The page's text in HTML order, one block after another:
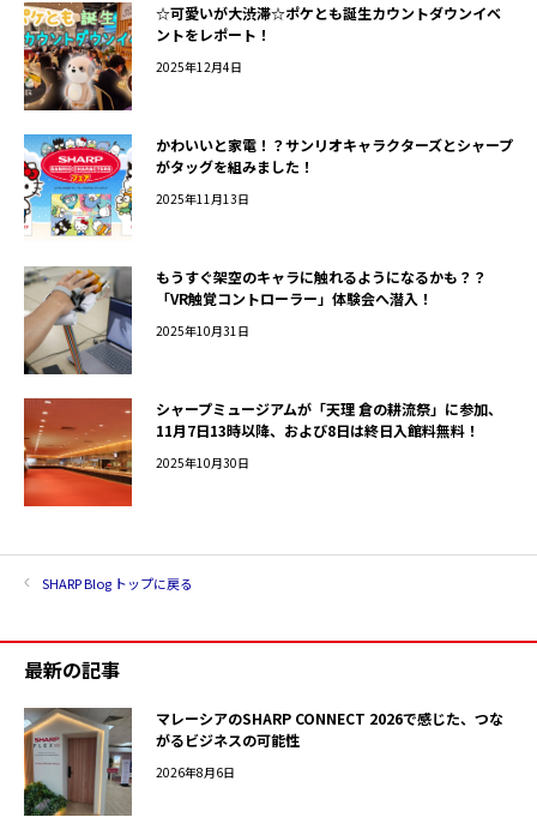
☆可愛いが大渋滞☆ポケとも誕生カウントダウンイベ
ントをレポート！
2025年12月4日
かわいいと家電！？サンリオキャラクターズとシャープ
がタッグを組みました！
2025年11月13日
もうすぐ架空のキャラに触れるようになるかも？？
「VR触覚コントローラー」体験会へ潜入！
2025年10月31日
シャープミュージアムが「天理 倉の耕流祭」に参加、
11月7日13時以降、および8日は終日入館料無料！
2025年10月30日
SHARP Blog トップに戻る
最新の記事
マレーシアのSHARP CONNECT 2026で感じた、つな
がるビジネスの可能性
2026年8月6日